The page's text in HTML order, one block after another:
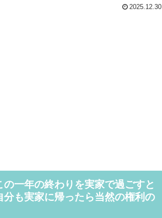
2025.12.30
一年の終わりを実家で過ごすと
分も実家に帰ったら当然の権利の